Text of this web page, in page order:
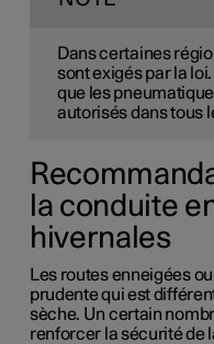
Dans certaines
sont exigés par la
que les
autorisés dans tous
la conduite
hivernales
Les routes enneigées
prudente qui est
sèche. Un certain
renforcer la sécurité de